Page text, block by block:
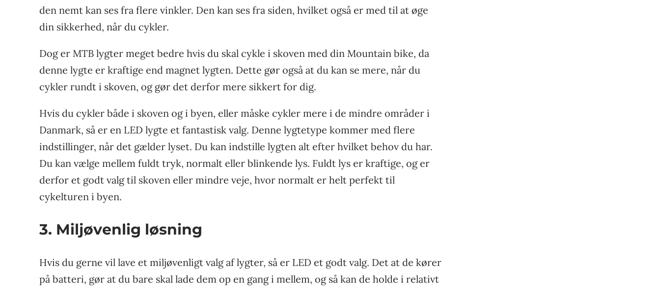
den nemt kan ses fra flere vinkler. Den kan ses fra siden, hvilket også er med til at øge
din sikkerhed, når du cykler.
Dog er MTB lygter meget bedre hvis du skal cykle i skoven med din Mountain bike, da
denne lygte er kraftige end magnet lygten. Dette gør også at du kan se mere, når du
cykler rundt i skoven, og gør det derfor mere sikkert for dig.
Hvis du cykler både i skoven og i byen, eller måske cykler mere i de mindre områder i
Danmark, så er en LED lygte et fantastisk valg. Denne lygtetype kommer med flere
indstillinger, når det gælder lyset. Du kan indstille lygten alt efter hvilket behov du har.
Du kan vælge mellem fuldt tryk, normalt eller blinkende lys. Fuldt lys er kraftige, og er
derfor et godt valg til skoven eller mindre veje, hvor normalt er helt perfekt til
cykelturen i byen.
3. Miljøvenlig løsning
Hvis du gerne vil lave et miljøvenligt valg af lygter, så er LED et godt valg. Det at de kører
på batteri, gør at du bare skal lade dem op en gang i mellem, og så kan de holde i relativt